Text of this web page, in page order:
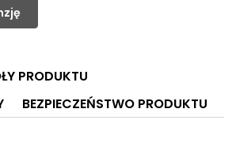
PRODUKTU
BEZPIECZEŃSTWO PRODUKTU